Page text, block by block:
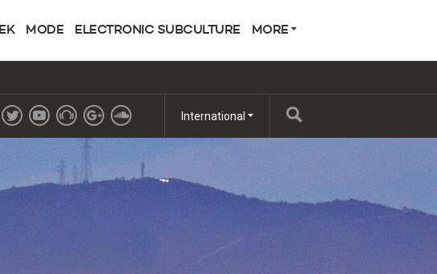
MODE ELECTRONIC SUBCULTURE MORE
International